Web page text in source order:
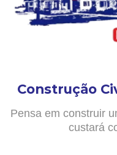
Construção
Pensa em construir
custará